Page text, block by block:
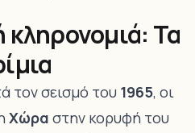
κληρονομιά: Τα
τον σεισμό του 1965, οι
Χώρα στην κορυφή του